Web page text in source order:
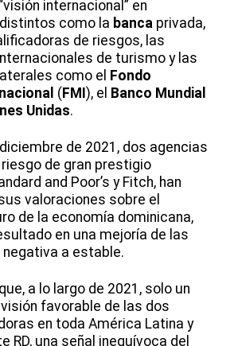
internacional” en
como la banca privada,
de riesgos, las
de turismo y las
como el Fondo
( FMI ), el Banco Mundial
Unidas.
de 2021, dos agencias
de gran prestigio
and Poor’s y Fitch, han
valoraciones sobre el
de la economía dominicana,
en una mejoría de las
a estable.
a lo largo de 2021, solo un
favorable de las dos
en toda América Latina y
RD, una señal inequívoca del